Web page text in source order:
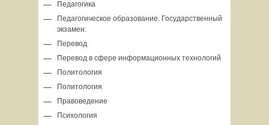
Педагогика
Педагогическое образование. Государственный
экзамен:
Перевод
Перевод в сфере информационных технологий
Политология
Политология
Правоведение
Психология